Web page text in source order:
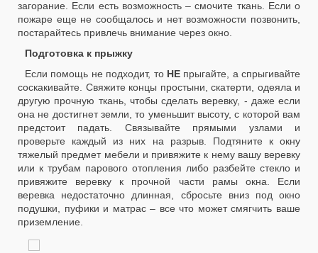
загорание. Если есть возможность – смочите ткань. Если о
пожаре еще не сообщалось и нет возможности позвонить,
постарайтесь привлечь внимание через окно.
Подготовка к прыжку
Если помощь не подходит, то НЕпрыгайте, а спрыгивайте
соскакивайте. Свяжите концы простыни, скатерти, одеяла и
другую прочную ткань, чтобы сделать веревку, - даже если
она не достигнет земли, то уменьшит высоту, с которой вам
предстоит падать. Связывайте прямыми узлами и
проверьте каждый из них на разрыв. Подтяните к окну
тяжелый предмет мебели и привяжите к нему вашу веревку
или к трубам парового отопления либо разбейте стекло и
привяжите веревку к прочной части рамы окна. Если
веревка недостаточно длинная, сбросьте вниз под окно
подушки, пуфики и матрас – все что может смягчить ваше
приземление.